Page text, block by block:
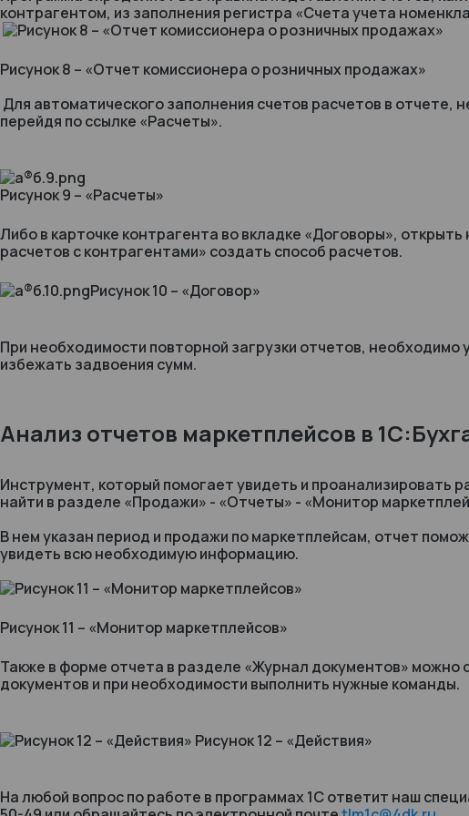
контрагентом, из заполнения регистра «Счета учета
Рисунок 8 – «Отчет комиссионера о розничных продажах»
Для автоматического заполнения счетов расчетов в отчете,
перейдя по ссылке «Расчеты».
Рисунок 9 – «Расчеты»
Либо в карточке контрагента во вкладке «Договоры»,
расчетов с контрагентами» создать способ расчетов.
Рисунок 10 – «Договор»
При необходимости повторной загрузки отчетов,
избежать задвоения сумм.
Анализ отчетов маркетплейсов в
Инструмент, который помогает увидеть и проанализировать
найти в разделе «Продажи» - «Отчеты» - «Монитор
В нем указан период и продажи по маркетплейсам, отчет
увидеть всю необходимую информацию.
Рисунок 11 – «Монитор маркетплейсов»
Также в форме отчета в разделе «Журнал документов» можно
документов и при необходимости выполнить нужные команды.
Рисунок 12 – «Действия»
На любой вопрос по работе в программах 1С ответит наш